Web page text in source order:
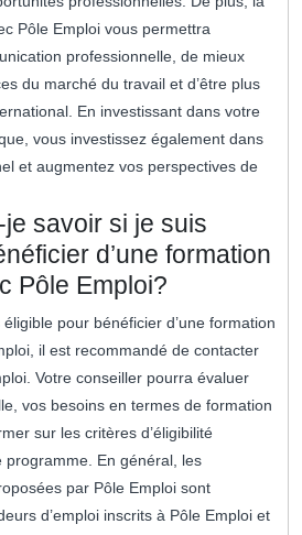
Pôle Emploi vous permettra
professionnelle, de mieux
du marché du travail et d’être plus
En investissant dans votre
vous investissez également dans
et augmentez vos perspectives de
savoir si je suis
d’une formation
Pôle Emploi?
pour bénéficier d’une formation
il est recommandé de contacter
Votre conseiller pourra évaluer
vos besoins en termes de formation
sur les critères d’éligibilité
programme. En général, les
par Pôle Emploi sont
d’emploi inscrits à Pôle Emploi et